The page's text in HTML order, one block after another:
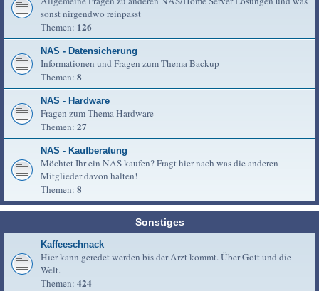
sonst nirgendwo reinpasst
Themen: 126
NAS - Datensicherung
Informationen und Fragen zum Thema Backup
Themen: 8
NAS - Hardware
Fragen zum Thema Hardware
Themen: 27
NAS - Kaufberatung
Möchtet Ihr ein NAS kaufen? Fragt hier nach was die anderen
Mitglieder davon halten!
Themen: 8
Sonstiges
Kaffeeschnack
Hier kann geredet werden bis der Arzt kommt. Über Gott und die
Welt.
Themen: 424